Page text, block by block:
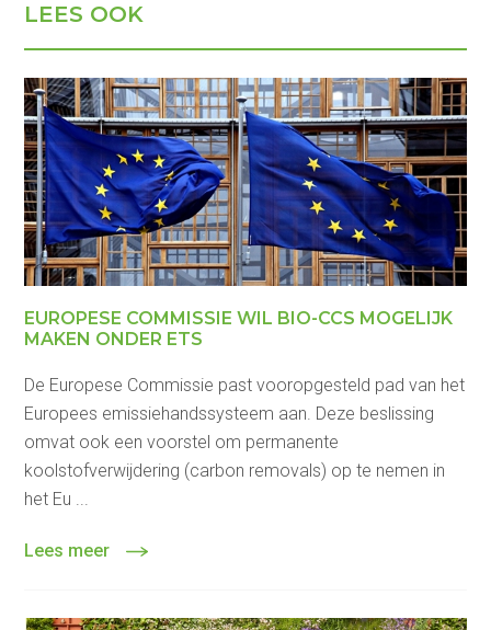
LEES OOK
EUROPESE COMMISSIE WIL BIO-CCS MOGELIJK
MAKEN ONDER ETS
De Europese Commissie past vooropgesteld pad van het
Europees emissiehandssysteem aan. Deze beslissing
omvat ook een voorstel om permanente
koolstofverwijdering (carbon removals) op te nemen in
het Eu ...
Lees meer